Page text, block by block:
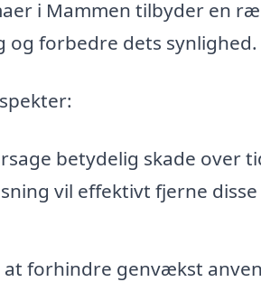
i Mammen tilbyder en
forbedre dets synlighed.
betydelig skade over
vil effektivt fjerne disse
at forhindre genvækst